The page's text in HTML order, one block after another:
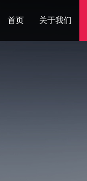
首页 关于我们